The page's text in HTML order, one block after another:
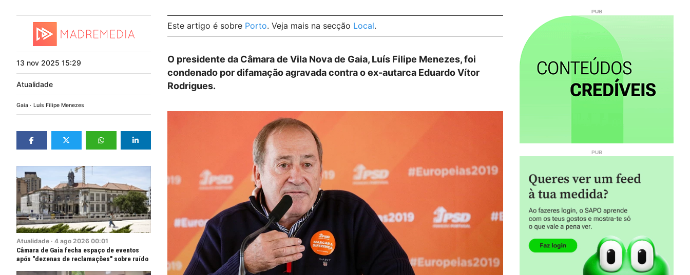
13 nov 2025 15:29
Atualidade
Gaia Luís Filipe Menezes
Atualidade · 4 ago 2026 00:01
Câmara de Gaia fecha espaço de eventos
após "dezenas de reclamações" sobre ruído
Este artigo é sobre Porto. Veja mais na secção Local.
O presidente da Câmara de Vila Nova de Gaia, Luís Filipe Menezes, foi
condenado por difamação agravada contra o ex-autarca Eduardo Vítor
Rodrigues.